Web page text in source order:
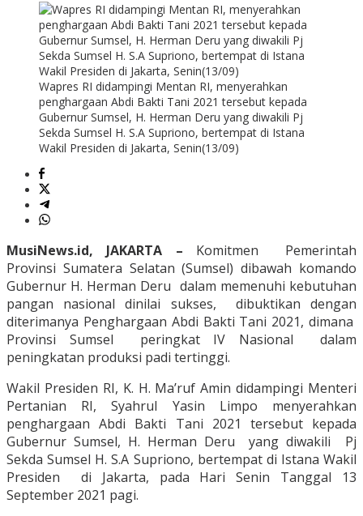
Wapres RI didampingi Mentan RI, menyerahkan
penghargaan Abdi Bakti Tani 2021 tersebut kepada
Gubernur Sumsel, H. Herman Deru yang diwakili Pj
Sekda Sumsel H. S.A Supriono, bertempat di Istana
Wakil Presiden di Jakarta, Senin(13/09)
MusiNews.id, JAKARTA – Komitmen Pemerintah
Provinsi Sumatera Selatan (Sumsel) dibawah komando
Gubernur H. Herman Deru dalam memenuhi kebutuhan
pangan nasional dinilai sukses, dibuktikan dengan
diterimanya Penghargaan Abdi Bakti Tani 2021, dimana
Provinsi Sumsel peringkat IV Nasional dalam
peningkatan produksi padi tertinggi.
Wakil Presiden RI, K. H. Ma’ruf Amin didampingi Menteri
Pertanian RI, Syahrul Yasin Limpo menyerahkan
penghargaan Abdi Bakti Tani 2021 tersebut kepada
Gubernur Sumsel, H. Herman Deru yang diwakili Pj
Sekda Sumsel H. S.A Supriono, bertempat di Istana Wakil
Presiden di Jakarta, pada Hari Senin Tanggal 13
September 2021 pagi.